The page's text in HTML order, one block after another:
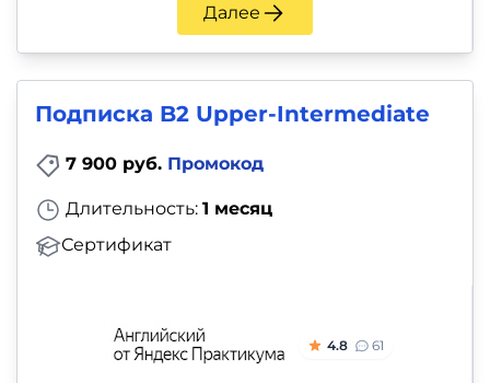
Далее
Подписка B2 Upper-Intermediate
7 900 руб. Промокод
Длительность: 1 месяц
Сертификат
4.8 61